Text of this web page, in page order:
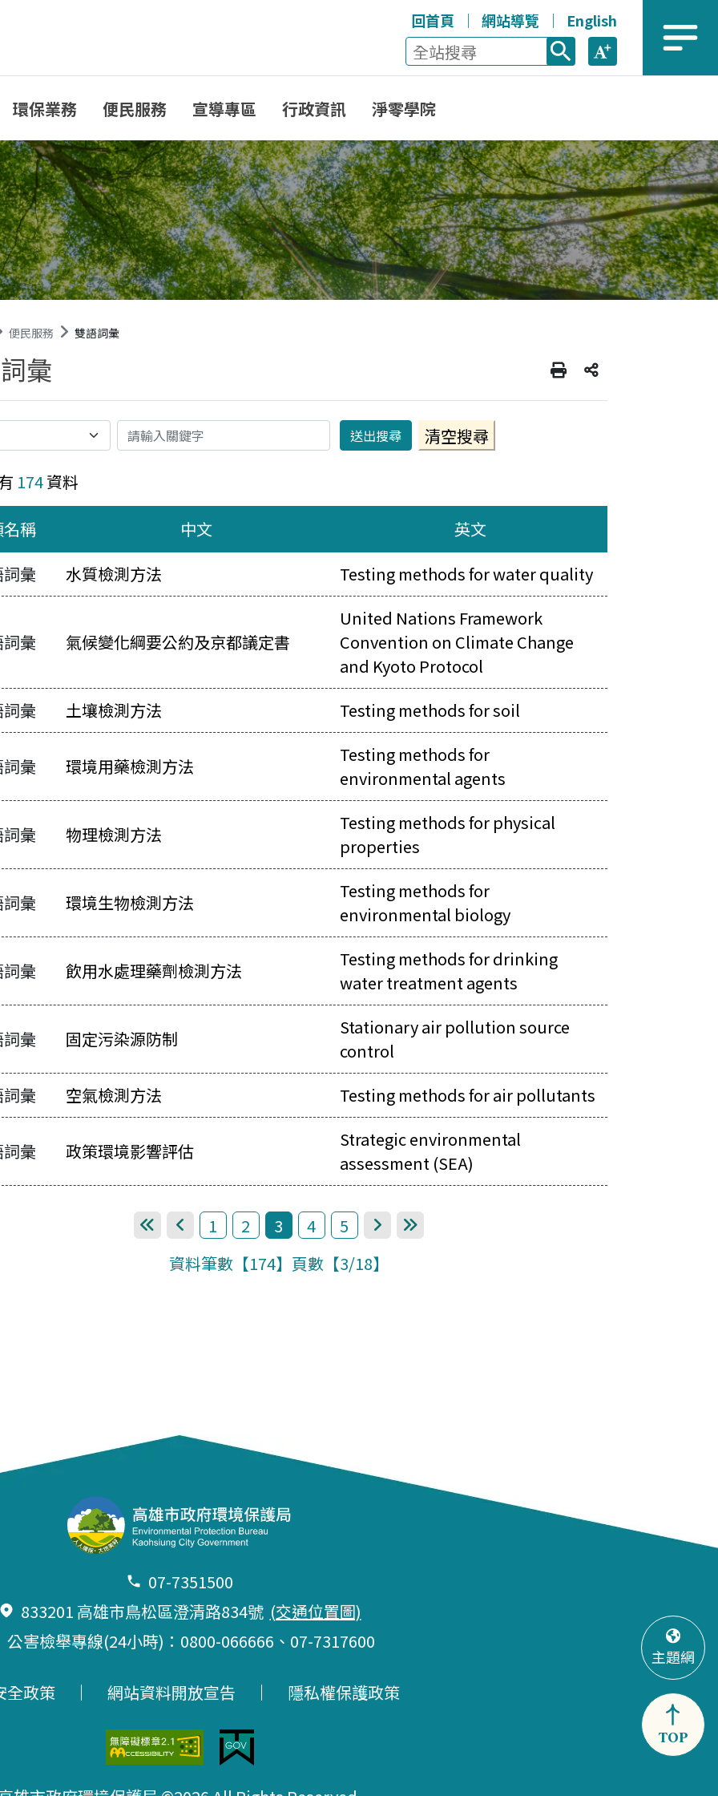
回首頁 網站導覽 English
全站搜尋 放大 選單
環保業務 便民服務 宣導專區 行政資訊 淨零學院
便民服務 雙語詞彙
彙
關鍵字
174資料
稱 中文
英文
彙
水質檢測方法 Testing methods for water quality
彙 氣候變化綱要公約及京都議定書
United Nations Framework
Convention on Climate Change
and Kyoto Protocol
彙
土壤檢測方法 Testing methods for soil
彙 環境用藥檢測方法
Testing methods for
environmental agents
彙 物理檢測方法
Testing methods for physical
properties
彙 環境生物檢測方法
Testing methods for
environmental biology
彙 飲用水處理藥劑檢測方法
Testing methods for drinking
water treatment agents
彙 固定污染源防制
Stationary air pollution source
control
彙
空氣檢測方法 Testing methods for air pollutants
彙 政策環境影響評估
Strategic environmental
assessment (SEA)
第一頁上一頁
1 2 3 4 5 下一頁最後一頁
資料筆數【174】頁數【3/18】
07-7351500
833201 高雄市鳥松區澄清路834號 (交通位置圖)
公害檢舉專線(24小時)：0800-066666、 07-7317600
全政策 網站資料開放宣告 隱私權保護政策
主題網
TOP